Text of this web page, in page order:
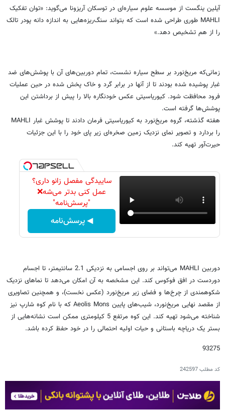
آیلین ینگست از موسسه علوم سیاره‌ای در توسکان آریزونا می‌گوید: «توان تفکیک
MAHLI طوری طراحی شده است که بتواند سنگ‌ریزه‌هایی به اندازه دانه پودر تالک
را از هم تشخیص دهد.»
زمانی‌که مریخ‌نورد بر سطح سیاره نشست، تمام دوربین‌های آن با پوشش‌های ضد
غبار پوشیده شده بودند تا از آنها در برابر گرد و خاک پخش شده در حین عملیات
فرود محافظت شود. کیوریاسیتی عکس خودنگاره بالا را پیش از برداشتن این
پوشش‌ها گرفته است.
هفته گذشته، گروه مریخ‌نورد به کیوریاسیتی فرمان دادند تا پوشش غبار MAHLI
را بردارد و تصویر نمای نزدیک زمین صخره‌ای زیر پای خود را با این جزئیات
حیرت‌آور تهیه کند.
ساییدگی مفصل زانو داری؟
عمل کنی بدتر می‌شه❌
"پرسش‌نامه"
◀ پرسش‌نامه
دوربین MAHLI می‌تواند بر روی اجسامی به نزدیکی 2.1 سانتیمتر، تا اجسام
دوردست در افق فوکوس کند. این مشخصه به آن امکان می‌دهد تا نماهای نزدیک
شکوهمندی از چرخ‌ها و فضای زیر مریخ‌نورد (عکس نخست)، و همچنین تصاویری
از مقصد نهایی مریخ‌نورد، شیب‌های پایین Aeolis Mons که با نام کوه شارپ نیز
شناخته می‌شود تهیه کند. این کوه مرتفع 5 کیلومتری ممکن است نشانه‌هایی از
بستر یک دریاچه باستانی و حیات اولیه احتمالی را در خود حفظ کرده باشد.
93275
کد مطلب242597